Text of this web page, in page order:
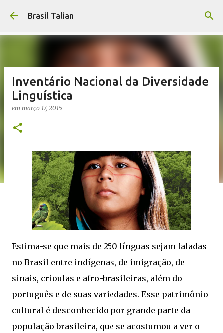
Pular para o conteúdo principal
Brasil Talian
Inventário Nacional da Diversidade
Linguística
em março 17, 2015
Estima-se que mais de 250 línguas sejam faladas
no Brasil entre indígenas, de imigração, de
sinais, crioulas e afro-brasileiras, além do
português e de suas variedades. Esse patrimônio
cultural é desconhecido por grande parte da
população brasileira, que se acostumou a ver o